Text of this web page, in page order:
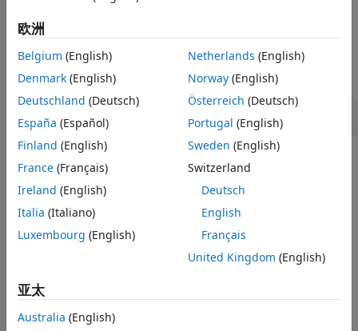
扩展功能
版本历史记录
示例
全部折叠
获取文件中的 HDU 数
import matlab.io.*
fptr = fits.openFile(
N = fits.getNumHDUs(fptr)
fits.closeFile(fptr)
欧洲
Belgium (English)
Denmark (English)
Deutschland (Deutsch)
España (Español)
Finland (English)
France (Français)
Ireland (English)
Italia (Italiano)
Luxembourg (English)
Netherlands (English)
Norway(English)
Österreich (Deutsch)
Portugal (English)
Sweden (English)
Switzerland
Deutsch
English
Français
United Kingdom (English)
亚太
Australia (English)